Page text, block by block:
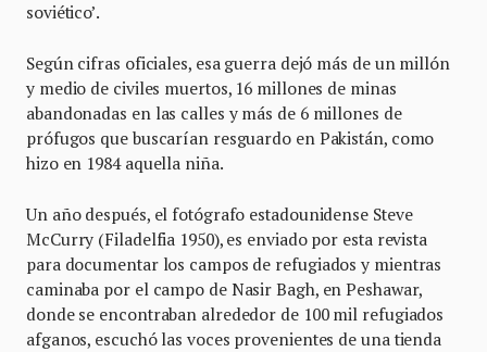
soviético’.
Según cifras oficiales, esa guerra dejó más de un millón
y medio de civiles muertos, 16 millones de minas
abandonadas en las calles y más de 6 millones de
prófugos que buscarían resguardo en Pakistán, como
hizo en 1984 aquella niña.
Un año después, el fotógrafo estadounidense Steve
McCurry (Filadelfia 1950), es enviado por esta revista
para documentar los campos de refugiados y mientras
caminaba por el campo de Nasir Bagh, en Peshawar,
donde se encontraban alrededor de 100 mil refugiados
afganos, escuchó las voces provenientes de una tienda